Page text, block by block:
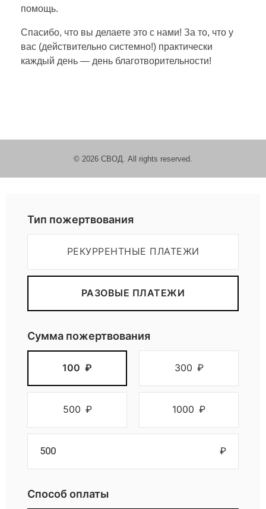
помощь.
Спасибо, что вы делаете это с нами! За то, что у
вас (действительно системно!) практически
каждый день — день благотворительности!
© 2026 СВОД. All rights reserved.
Тип пожертвования
РЕКУРРЕНТНЫЕ ПЛАТЕЖИ
РАЗОВЫЕ ПЛАТЕЖИ
Сумма пожертвования
100 ₽ 300 ₽
500 ₽ 1000 ₽
₽
Способ оплаты